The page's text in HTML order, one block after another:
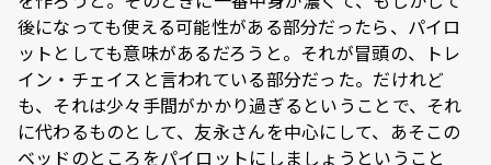
後になっても使える可能性がある部分だったら、パイロ
ットとしても意味があるだろうと。それが冒頭の、トレ
イン・チェイスと言われている部分だった。だけれど
も、それは少々手間がかかり過ぎるということで、それ
に代わるものとして、友永さんを中心にして、あそこの
ベッドのところをパイロットにしましょうということ